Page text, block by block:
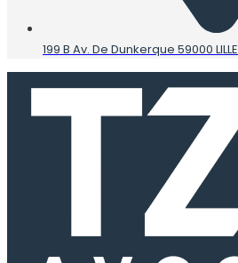
199 B Av. De Dunkerque 59000 LILLE